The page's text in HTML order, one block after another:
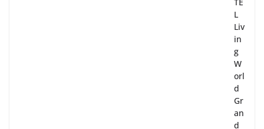
TE
L
Liv
in
g
W
orl
d
Gr
an
d